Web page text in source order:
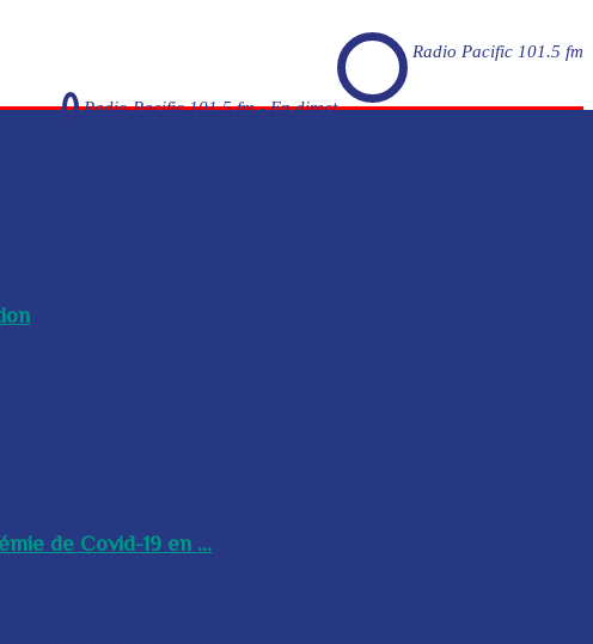
Radio Pacific 101.5 fm
Radio Pacific 101.5 fm - En direct
de Covid-19 en ...